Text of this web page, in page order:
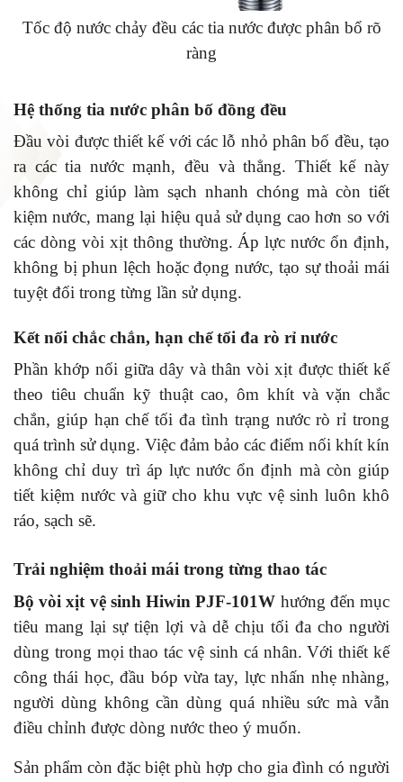
Tốc độ nước chảy đều các tia nước được phân bổ rõ
ràng
Hệ thống tia nước phân bố đồng đều
Đầu vòi được thiết kế với các lỗ nhỏ phân bố đều, tạo
ra các tia nước mạnh, đều và thẳng. Thiết kế này
không chỉ giúp làm sạch nhanh chóng mà còn tiết
kiệm nước, mang lại hiệu quả sử dụng cao hơn so với
các dòng vòi xịt thông thường. Áp lực nước ổn định,
không bị phun lệch hoặc đọng nước, tạo sự thoải mái
tuyệt đối trong từng lần sử dụng.
Kết nối chắc chắn, hạn chế tối đa rò rỉ nước
Phần khớp nối giữa dây và thân vòi xịt được thiết kế
theo tiêu chuẩn kỹ thuật cao, ôm khít và vặn chắc
chắn, giúp hạn chế tối đa tình trạng nước rò rỉ trong
quá trình sử dụng. Việc đảm bảo các điểm nối khít kín
không chỉ duy trì áp lực nước ổn định mà còn giúp
tiết kiệm nước và giữ cho khu vực vệ sinh luôn khô
ráo, sạch sẽ.
Trải nghiệm thoải mái trong từng thao tác
Bộ vòi xịt vệ sinh Hiwin PJF-101W hướng đến mục
tiêu mang lại sự tiện lợi và dễ chịu tối đa cho người
dùng trong mọi thao tác vệ sinh cá nhân. Với thiết kế
công thái học, đầu bóp vừa tay, lực nhấn nhẹ nhàng,
người dùng không cần dùng quá nhiều sức mà vẫn
điều chỉnh được dòng nước theo ý muốn.
Sản phẩm còn đặc biệt phù hợp cho gia đình có người